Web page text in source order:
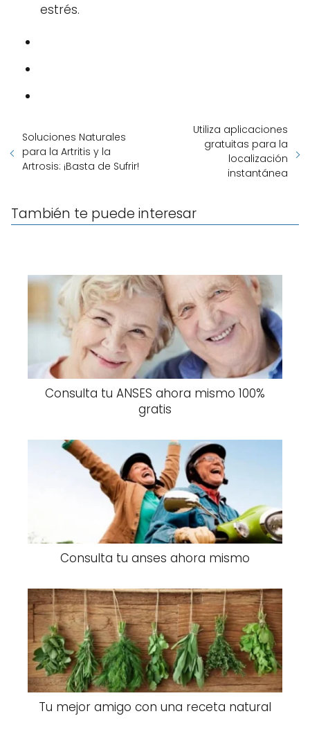
estrés.
Soluciones Naturales
para la Artritis y la
Artrosis: ¡Basta de Sufrir!
Utiliza aplicaciones
gratuitas para la
localización
instantánea
También te puede interesar
Consulta tu ANSES ahora mismo 100%
gratis
Consulta tu anses ahora mismo
Tu mejor amigo con una receta natural